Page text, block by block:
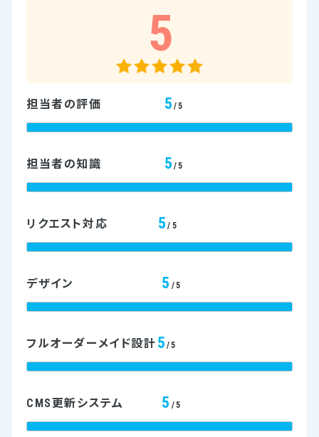
5
担当者の評価 5 /5
担当者の知識 5 /5
リクエスト対応 5/5
デザイン 5 /5
フルオーダーメイド設計 5 /5
CMS更新システム 5 /5